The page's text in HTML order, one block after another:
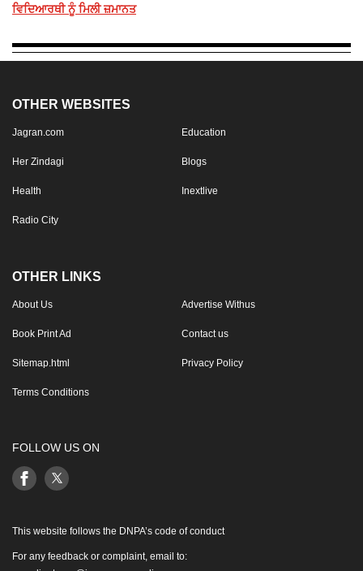
ਵਿਦਿਆਰਥੀ ਨੂੰ ਮਿਲੀ ਜ਼ਮਾਨਤ
OTHER WEBSITES
Jagran.com Education
Her Zindagi Blogs
Health Inextlive
Radio City
OTHER LINKS
About Us Advertise Withus
Book Print Ad Contact us
Sitemap.html Privacy Policy
Terms Conditions
FOLLOW US ON
This website follows the DNPA’s code of conduct
For any feedback or complaint, email to: